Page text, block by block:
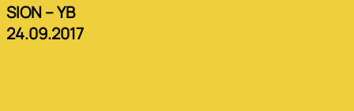
SION – YB
24.09.2017